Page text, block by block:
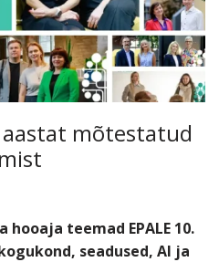
aastat mõtestatud
hooaja teemad EPALE 10.
seadused, AI ja